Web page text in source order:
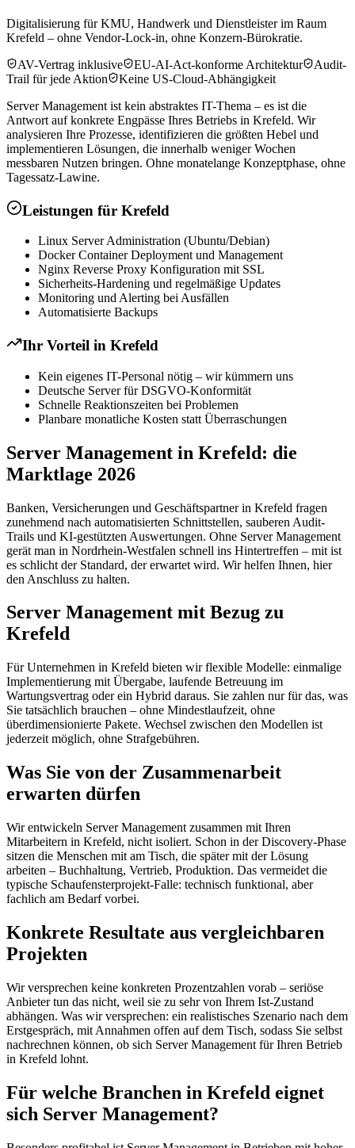
Digitalisierung für KMU, Handwerk und Dienstleister im Raum
Krefeld – ohne Vendor-Lock-in, ohne Konzern-Bürokratie.
AV-Vertrag inklusive
EU-AI-Act-konforme Architektur
Audit-
Trail für jede Aktion
Keine US-Cloud-Abhängigkeit
Server Management ist kein abstraktes IT-Thema – es ist die
Antwort auf konkrete Engpässe Ihres Betriebs in Krefeld. Wir
analysieren Ihre Prozesse, identifizieren die größten Hebel und
implementieren Lösungen, die innerhalb weniger Wochen
messbaren Nutzen bringen. Ohne monatelange Konzeptphase, ohne
Tagessatz-Lawine.
Leistungen für Krefeld
Linux Server Administration (Ubuntu/Debian)
Docker Container Deployment und Management
Nginx Reverse Proxy Konfiguration mit SSL
Sicherheits-Hardening und regelmäßige Updates
Monitoring und Alerting bei Ausfällen
Automatisierte Backups
Ihr Vorteil in Krefeld
Kein eigenes IT-Personal nötig – wir kümmern uns
Deutsche Server für DSGVO-Konformität
Schnelle Reaktionszeiten bei Problemen
Planbare monatliche Kosten statt Überraschungen
Server Management in Krefeld: die
Marktlage 2026
Banken, Versicherungen und Geschäftspartner in Krefeld fragen
zunehmend nach automatisierten Schnittstellen, sauberen Audit-
Trails und KI-gestützten Auswertungen. Ohne Server Management
gerät man in Nordrhein-Westfalen schnell ins Hintertreffen – mit ist
es schlicht der Standard, der erwartet wird. Wir helfen Ihnen, hier
den Anschluss zu halten.
Server Management mit Bezug zu
Krefeld
Für Unternehmen in Krefeld bieten wir flexible Modelle: einmalige
Implementierung mit Übergabe, laufende Betreuung im
Wartungsvertrag oder ein Hybrid daraus. Sie zahlen nur für das, was
Sie tatsächlich brauchen – ohne Mindestlaufzeit, ohne
überdimensionierte Pakete. Wechsel zwischen den Modellen ist
jederzeit möglich, ohne Strafgebühren.
Was Sie von der Zusammenarbeit
erwarten dürfen
Wir entwickeln Server Management zusammen mit Ihren
Mitarbeitern in Krefeld, nicht isoliert. Schon in der Discovery-Phase
sitzen die Menschen mit am Tisch, die später mit der Lösung
arbeiten – Buchhaltung, Vertrieb, Produktion. Das vermeidet die
typische Schaufensterprojekt-Falle: technisch funktional, aber
fachlich am Bedarf vorbei.
Konkrete Resultate aus vergleichbaren
Projekten
Wir versprechen keine konkreten Prozentzahlen vorab – seriöse
Anbieter tun das nicht, weil sie zu sehr von Ihrem Ist-Zustand
abhängen. Was wir versprechen: ein realistisches Szenario nach dem
Erstgespräch, mit Annahmen offen auf dem Tisch, sodass Sie selbst
nachrechnen können, ob sich Server Management für Ihren Betrieb
in Krefeld lohnt.
Für welche Branchen in Krefeld eignet
sich Server Management?